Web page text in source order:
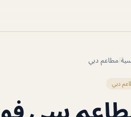
/مطاعم دبي
دبي
سي